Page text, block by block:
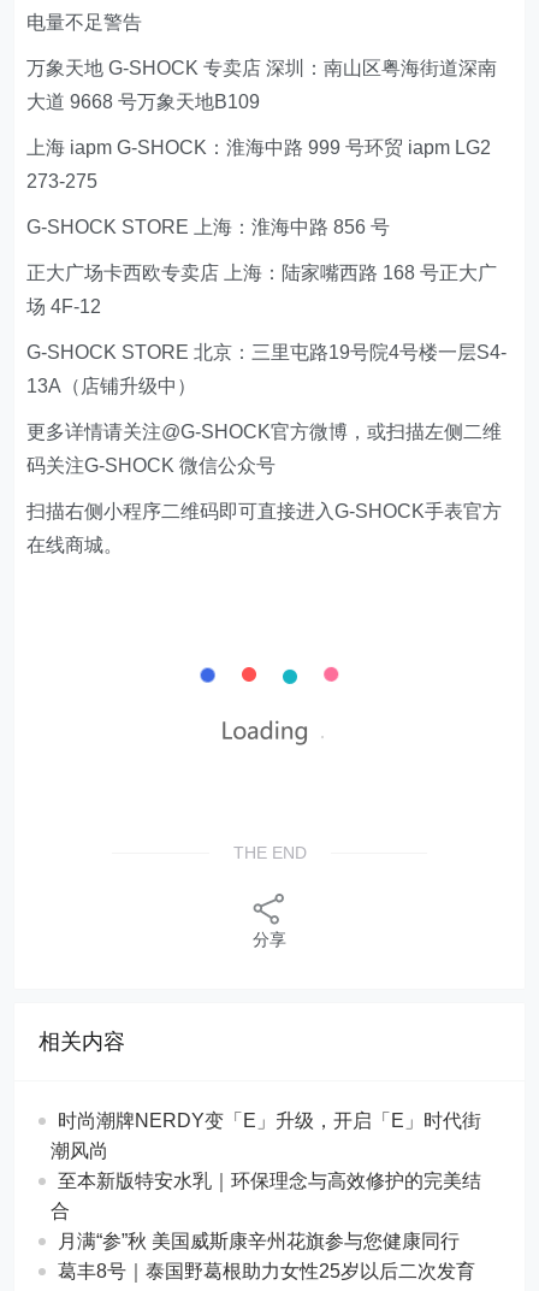
电量不足警告
万象天地 G-SHOCK 专卖店 深圳：南山区粤海街道深南
大道 9668 号万象天地B109
上海 iapm G-SHOCK：淮海中路 999 号环贸 iapm LG2
273-275
G-SHOCK STORE 上海：淮海中路 856 号
正大广场卡西欧专卖店 上海：陆家嘴西路 168 号正大广
场 4F-12
G-SHOCK STORE 北京：三里屯路19号院4号楼一层S4-
13A（店铺升级中）
更多详情请关注@G-SHOCK官方微博，或扫描左侧二维
码关注G-SHOCK 微信公众号
扫描右侧小程序二维码即可直接进入G-SHOCK手表官方
在线商城。
THE END
分享
相关内容
时尚潮牌NERDY变「E」升级，开启「E」时代街
潮风尚
至本新版特安水乳｜环保理念与高效修护的完美结
合
月满“参”秋 美国威斯康辛州花旗参与您健康同行
葛丰8号｜泰国野葛根助力女性25岁以后二次发育